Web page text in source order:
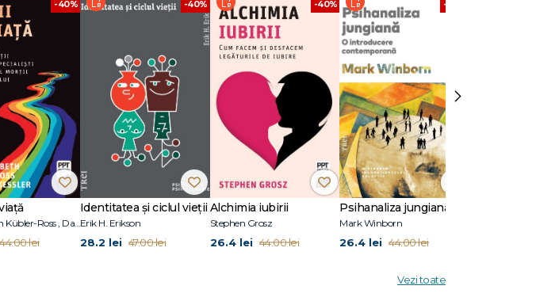
până la adânci bătrâneţi? Cap. 4: Găsirea
intră în scenă „Bunicuţa rea“ Cap. 7: Flo și
-40%
Dr. Elisabeth Kübler-Ross , David Kessler
44.00 lei
-40%
Identitatea și ciclul vieții
Erik H. Erikson
28.2 lei 47.00 lei
-40%
Alchimia iubirii
Stephen Grosz
26.4 lei 44.00 lei
-40%
Psihanaliza jungiană
Mark Winborn
26.4 lei 44.00 lei
›
Vezi toate